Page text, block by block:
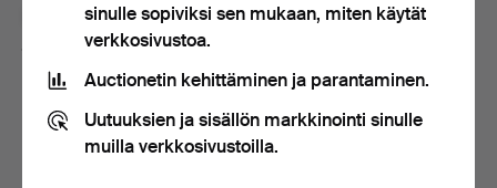
Olen vähintään 18-vuotias ja hyväksynkäyttäjäehdot
myyntiehdotsekä vahvistan lukeneeni
tietosuojakäytännön
Luo tili
sinulle sopiviksi sen mukaan, miten käytät
verkkosivustoa.
Auctionetin kehittäminen ja parantaminen.
Uutuuksien ja sisällön markkinointi sinulle
muilla verkkosivustoilla.